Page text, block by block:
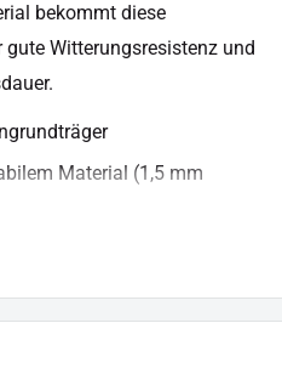
bekommt diese
gute Witterungsresistenz und
Material (1,5 mm